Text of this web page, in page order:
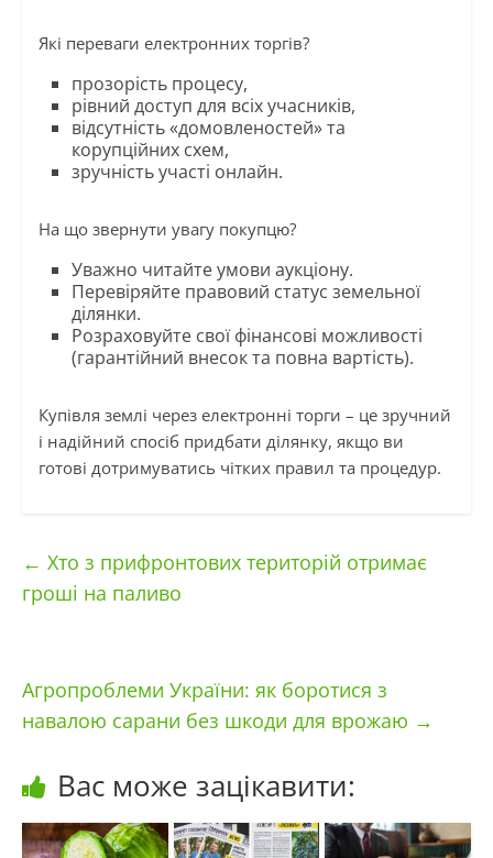
Які переваги електронних торгів?
прозорість процесу,
рівний доступ для всіх учасників,
відсутність «домовленостей» та
корупційних схем,
зручність участі онлайн.
На що звернути увагу покупцю?
Уважно читайте умови аукціону.
Перевіряйте правовий статус земельної
ділянки.
Розраховуйте свої фінансові можливості
(гарантійний внесок та повна вартість).
Купівля землі через електронні торги – це зручний
і надійний спосіб придбати ділянку, якщо ви
готові дотримуватись чітких правил та процедур.
← Хто з прифронтових територій отримає
гроші на паливо
Агропроблеми України: як боротися з
навалою сарани без шкоди для врожаю →
Вас може зацікавити: